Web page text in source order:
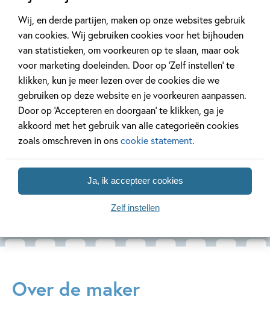
Wij, en derde partijen, maken op onze websites gebruik
van cookies. Wij gebruiken cookies voor het bijhouden
van statistieken, om voorkeuren op te slaan, maar ook
voor marketing doeleinden. Door op ‘Zelf instellen’ te
klikken, kun je meer lezen over de cookies die we
gebruiken op deze website en je voorkeuren aanpassen.
Door op ‘Accepteren en doorgaan’ te klikken, ga je
akkoord met het gebruik van alle categorieën cookies
zoals omschreven in onscookie statement.
Ja, ik accepteer cookies
Zelf instellen
Deel 7
Spirit Animals 7
7,99
E-book
Deel 6
Spirit Animals 6
99
E-book
7,99
Over de maker